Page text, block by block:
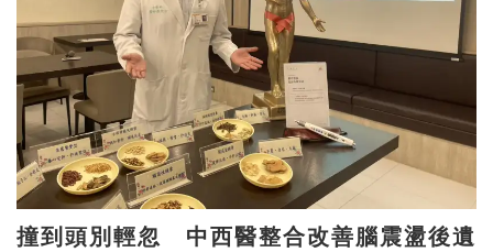
撞到頭別輕忽 中西醫整合改善腦震盪後遺